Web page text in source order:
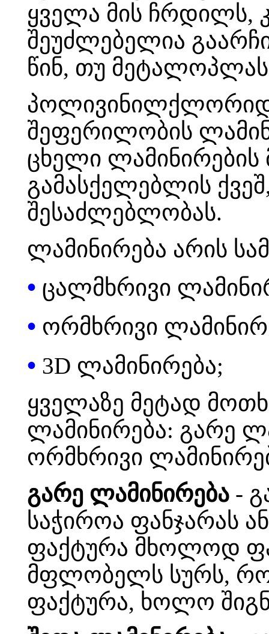
ყველა მის ჩრდილს,
შეუძლებელია
წინ, თუ
შეფერილობის
ცხელი
გამასქელებლის
შესაძლებლობას.
ლამინირება არის
• ცალმხრივი
• ორმხრივი
• 3D ლამინირება;
ყველაზე მეტად
ლამინირება: გარე
ორმხრივი
გარე ლამინირება -
საჭიროა ფანჯარას
ფაქტურა მხოლოდ
მფლობელს სურს,
ფაქტურა, ხოლო